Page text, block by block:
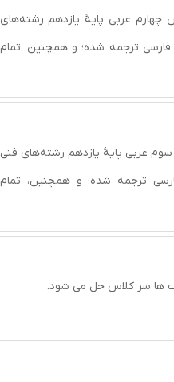
چهارم عربی پایۀ یازدهم رشته‌های
ترجمه شده؛ و همچنین، تمام
عربی پایۀ یازدهم رشته‌های فنی
ترجمه شده؛ و همچنین، تمام
ها سر کلاس حل می شود.